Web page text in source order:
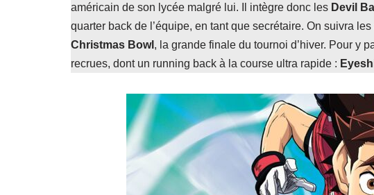
américain de son lycée malgré lui. Il intègre donc les Devil
quarter back de l’équipe, en tant que secrétaire. On suivra
Christmas Bowl , la grande finale du tournoi d’hiver. Pour y
recrues, dont un running back à la course ultra rapide :